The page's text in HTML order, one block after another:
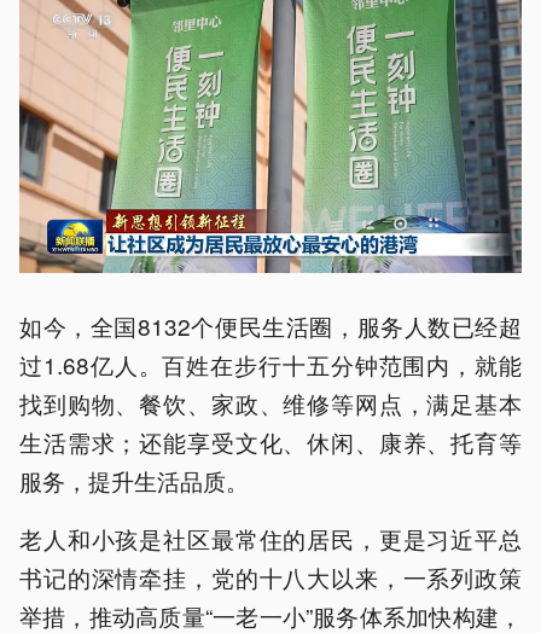
如今，全国8132个便民生活圈，服务人数已经超
过1.68亿人。百姓在步行十五分钟范围内，就能
找到购物、餐饮、家政、维修等网点，满足基本
生活需求；还能享受文化、休闲、康养、托育等
服务，提升生活品质。
老人和小孩是社区最常住的居民，更是习近平总
书记的深情牵挂，党的十八大以来，一系列政策
举措，推动高质量“一老一小”服务体系加快构建，